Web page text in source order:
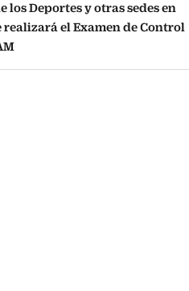
los Deportes y otras sedes en
realizará el Examen de Control